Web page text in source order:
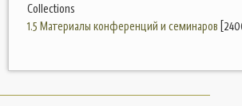
Collections
1.5 Материалы конференций и семинаров